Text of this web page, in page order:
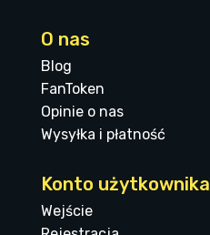
O nas
Blog
FanToken
Opinie o nas
Wysyłka i płatność
Konto użytkownika
Wejście